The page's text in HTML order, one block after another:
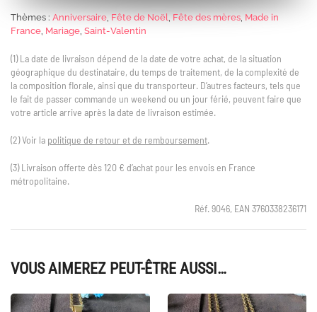
Thèmes : Anniversaire, Fête de Noël, Fête des mères, Made in
France, Mariage, Saint-Valentin
(1) La date de livraison dépend de la date de votre achat, de la situation
géographique du destinataire, du temps de traitement, de la complexité de
la composition florale, ainsi que du transporteur. D’autres facteurs, tels que
le fait de passer commande un weekend ou un jour férié, peuvent faire que
votre article arrive après la date de livraison estimée.
(2) Voir la politique de retour et de remboursement.
(3) Livraison offerte dès 120 € d’achat pour les envois en France
métropolitaine.
Réf. 9046, EAN 3760338236171
VOUS AIMEREZ PEUT-ÊTRE AUSSI…